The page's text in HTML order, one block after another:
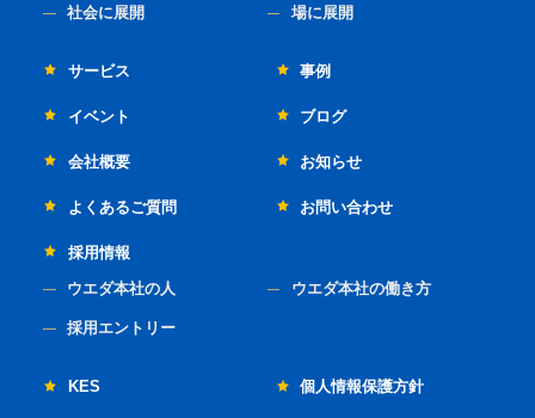
社会に展開 場に展開
サービス 事例
イベント ブログ
会社概要 お知らせ
よくあるご質問 お問い合わせ
採用情報
ウエダ本社の人 ウエダ本社の働き方
採用エントリー
KES 個人情報保護方針